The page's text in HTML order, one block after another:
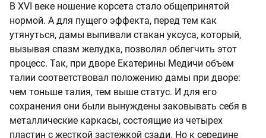
В XVI веке ношение корсета стало общепринятой
нормой. А для пущего эффекта, перед тем как
утянуться, дамы выпивали стакан уксуса, который,
вызывая спазм желудка, позволял облегчить этот
процесс. Так, при дворе Екатерины Медичи объем
талии соответствовал положению дамы при дворе:
чем тоньше талия, тем выше статус. И для его
сохранения они были вынуждены заковывать себя в
металлические каркасы, состоящие из четырех
пластин с жесткой застежкой сзади. Но к середине